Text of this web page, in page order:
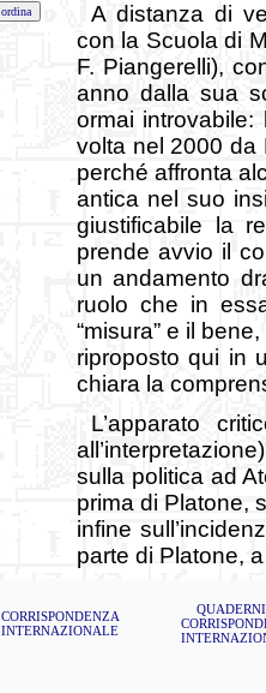
A distanza di
con la Scuola di
F. Piangerelli),
anno dalla sua
ormai
volta nel 2000
perché affronta
antica nel suo
giustificabile la
prende avvio il
un andamento
ruolo che in
“misura” e il
riproposto qui in
chiara la
L’apparato
sulla politica ad
prima di Platone,
infine
parte di Platone,
CORRISPONDENZA
INTERNAZIONALE